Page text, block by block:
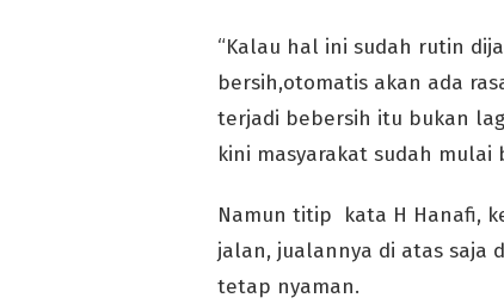
“Kalau hal ini sudah rutin
bersih,otomatis akan ada
terjadi bebersih itu bukan
kini masyarakat sudah mulai
Namun titip kata H Hanafi,
jalan, jualannya di atas saja
tetap nyaman.